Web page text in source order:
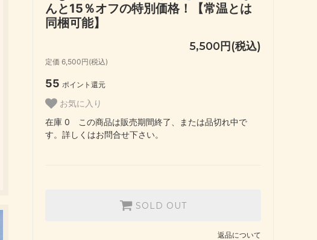
んと15％オフの特別価格！【常温とは
同梱可能】
5,500円(税込)
定価 6,500円(税込)
55 ポイント還元
お気に入り
在庫 0 この商品は販売期間終了、または品切れ中で
す。詳しくはお問合せ下さい。
SOLD OUT
返品について